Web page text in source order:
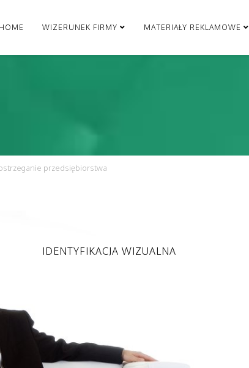
HOME WIZERUNEK FIRMY MATERIAŁY REKLAMOWE
przedsiębiorstwa
IDENTYFIKACJA WIZUALNA